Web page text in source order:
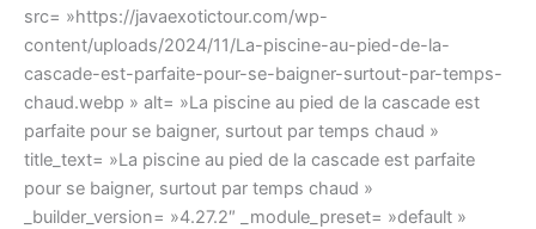
src= »https://javaexotictour.com/wp-
content/uploads/2024/11/La-piscine-au-pied-de-la-
cascade-est-parfaite-pour-se-baigner-surtout-par-temps-
chaud.webp » alt= »La piscine au pied de la cascade est
parfaite pour se baigner, surtout par temps chaud »
title_text= »La piscine au pied de la cascade est parfaite
pour se baigner, surtout par temps chaud »
_builder_version= »4.27.2″ _module_preset= »default »